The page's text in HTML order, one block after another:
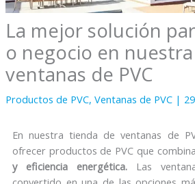
La mejor solución
o negocio en
ventanas de PVC
Productos de PVC, Ventanas de PVC|
En nuestra tienda de ventanas de
ofrecer productos de PVC que
y eficiencia energética.Las